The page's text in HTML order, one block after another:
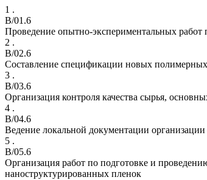
1 .
B/01.6
Проведение опытно-экспериментальных работ
2 .
B/02.6
Составление спецификации новых
3 .
B/03.6
Организация контроля качества сырья,
4 .
B/04.6
Ведение локальной документации
5 .
B/05.6
Организация работ по подготовке и
наноструктурированных пленок